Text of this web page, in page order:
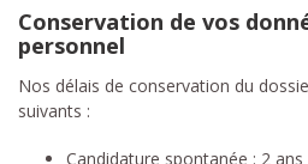
Conservation de vos
personnel
Nos délais de conservation du
suivants :
Candidature spontanée : 2